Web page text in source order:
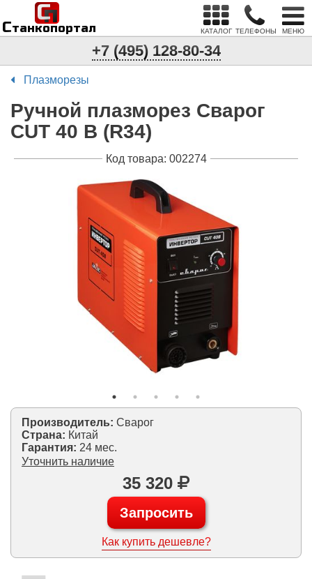
Станкопортал
п
С
КАТАЛОГ ТЕЛЕФОНЫ МЕНЮ
+7 (495) 128-80-34
Плазморезы
Ручной плазморез Сварог
CUT 40 В (R34)
Код товара: 002274
Производитель: Сварог
Страна: Китай
Гарантия: 24 мес.
Уточнить наличие
35 320
Запросить
Как купить дешевле?